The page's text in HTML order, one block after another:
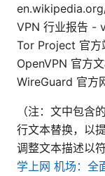
VPN 行业报告 -
Tor Project 官方
OpenVPN 官方
WireGuard 官方
（注：文中包
行文本替换，以
调整文本描述以
学上网 机场：全